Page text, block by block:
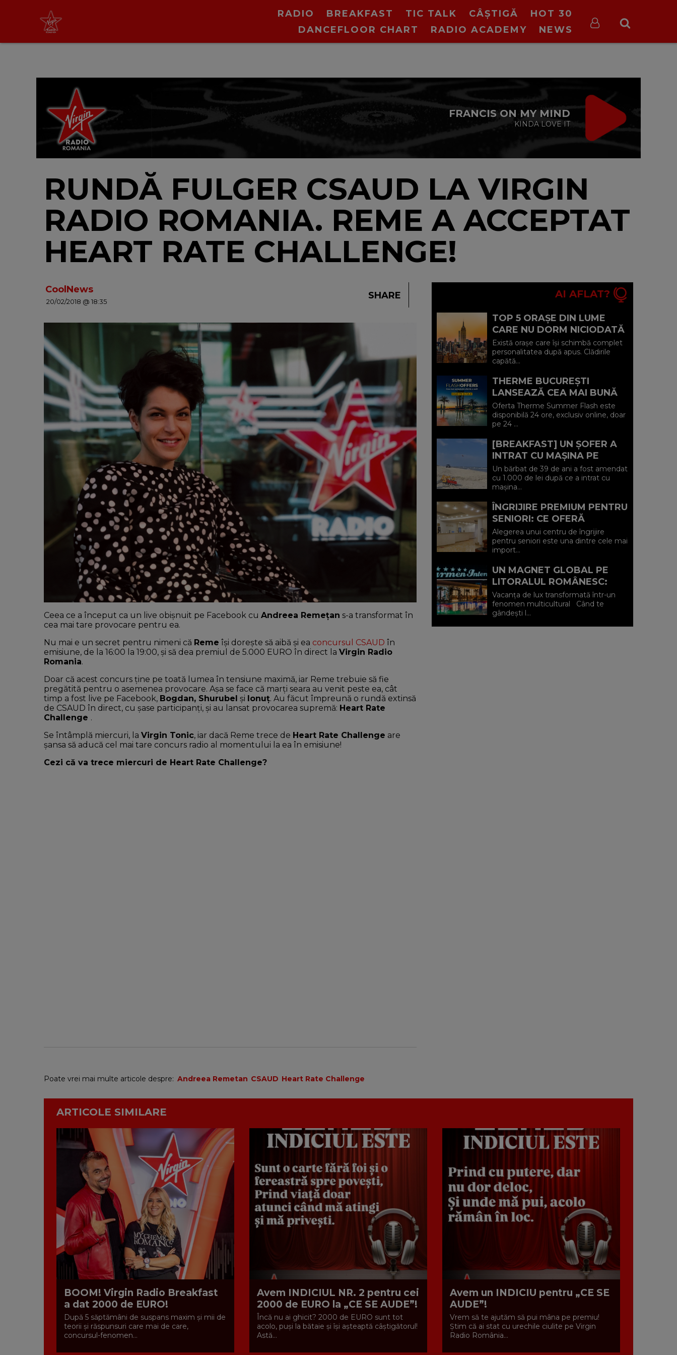
RADIO BREAKFAST TIC TALK CÂȘTIGĂ
HOT 30
DANCEFLOOR CHART
RADIO ACADEMY NEWS
TIC TALK
cu Oana Tache
RUNDĂ FULGER CSAUD LA VIRGIN
RADIO ROMANIA. REME A ACCEPTAT
HEART RATE CHALLENGE!
CoolNews
20/02/2018 @ 18:35
SHARE
Ceea ce a început ca un live obișnuit pe Facebook cu Andreea Remețan s-a transformat în
cea mai tare provocare pentru ea.
Nu mai e un secret pentru nimeni că Reme își dorește să aibă și ea concursul CSAUD în
emisiune, de la 16:00 la 19:00, și să dea premiul de 5.000 EURO în direct la Virgin Radio
Romania.
Doar că acest concurs ține pe toată lumea în tensiune maximă, iar Reme trebuie să fie
pregătită pentru o asemenea provocare. Așa se face că marți seara au venit peste ea, cât
timp a fost live pe Facebook, Bogdan, Shurubel și Ionuț. Au făcut împreună o rundă extinsă
de CSAUD în direct, cu șase participanți, și au lansat provocarea supremă: Heart Rate
Challenge .
Se întâmplă miercuri, la Virgin Tonic, iar dacă Reme trece de Heart Rate Challenge are
șansa să aducă cel mai tare concurs radio al momentului la ea în emisiune!
Cezi că va trece miercuri de Heart Rate Challenge?
Poate vrei mai multe articole despre: Andreea Remetan CSAUD Heart Rate Challenge
AI AFLAT?
TOP 5 ORAȘE DIN LUME
CARE NU DORM NICIODATĂ
ȘI POVEȘTILE DIN SPATELE
CELOR MAI CELEBRE
BULEVARDE DE ...
Există orașe care își schimbă complet
personalitatea după apus. Clădirile
capătă...
THERME BUCUREȘTI
LANSEAZĂ CEA MAI BUNĂ
OFERTĂ A VERII: MINUS 20%
LA VOUCHERE, DOAR PE 24
IULIE (P)...
Oferta Therme Summer Flash este
disponibilă 24 ore, exclusiv online, doar
pe 24 ...
[BREAKFAST] UN ȘOFER A
INTRAT CU MAȘINA PE
PLAJA DIN VADU ȘI A FOST
AMENDAT.
Un bărbat de 39 de ani a fost amendat
cu 1.000 de lei după ce a intrat cu
mașina...
ÎNGRIJIRE PREMIUM PENTRU
SENIORI: CE OFERĂ
CENTRUL AFFINITY LIFE
CARE (P)
Alegerea unui centru de îngrijire
pentru seniori este una dintre cele mai
import...
UN MAGNET GLOBAL PE
LITORALUL ROMÂNESC:
HOTEL CARMEN
INTERNATIONAL 5★ DIN
VENUS (P)
Vacanța de lux transformată într-un
fenomen multicultural Când te
gândești l...
ARTICOLE SIMILARE
BOOM! Virgin Radio Breakfast
a dat 2000 de EURO!
După 5 săptămâni de suspans maxim și mii de
teorii și răspunsuri care mai de care,
concursul-fenomen...
Avem INDICIUL NR. 2 pentru cei
2000 de EURO la „CE SE AUDE”!
Încă nu ai ghicit? 2000 de EURO sunt tot
acolo, puși la bătaie și își așteaptă câștigătorul!
Astă...
Avem un INDICIU pentru „CE SE
AUDE”!
Vrem să te ajutăm să pui mâna pe premiu!
Știm că ai stat cu urechile ciulite pe Virgin
Radio România...